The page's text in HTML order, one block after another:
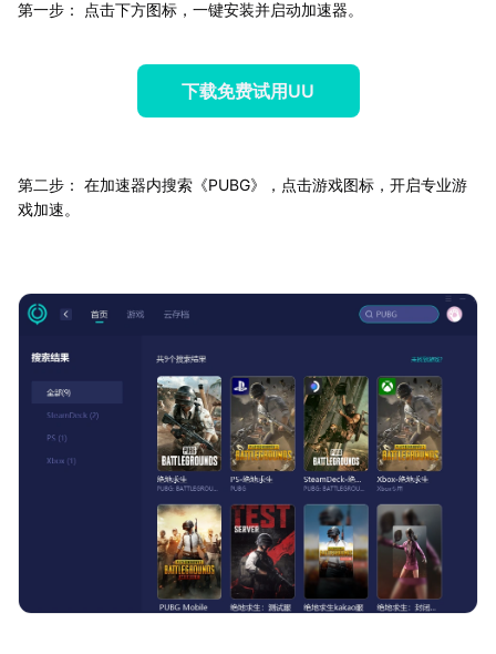
第一步： 点击下方图标，一键安装并启动加速器。
下载免费试用UU
第二步： 在加速器内搜索《PUBG》，点击游戏图标，开启专业游
戏加速。